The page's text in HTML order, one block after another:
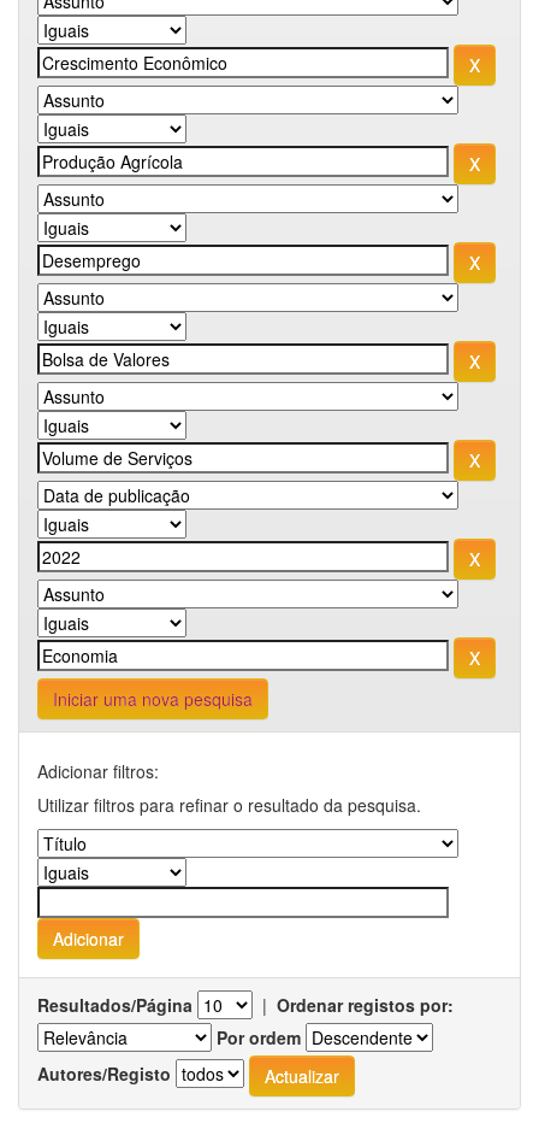
Iniciar uma nova pesquisa
Adicionar filtros:
Utilizar filtros para refinar o resultado da pesquisa.
Resultados/Página | Ordenar registos por:
Por ordem
Autores/Registo